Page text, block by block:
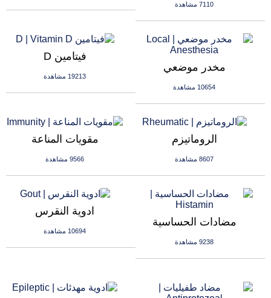
7110 مشاهدة
فيتامين D
19213 مشاهدة
مخدر موضعي
10654 مشاهدة
مقويات المناعة
9566 مشاهدة
الروماتيزم
8607 مشاهدة
ادوية النقرس
10694 مشاهدة
مضادات الحساسية
9238 مشاهدة